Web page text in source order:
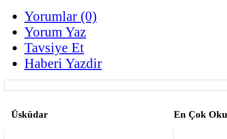
Yorumlar (0)
Yorum Yaz
Tavsiye Et
Haberi Yazdir
Üsküdar En Çok